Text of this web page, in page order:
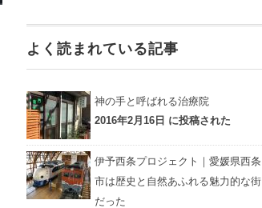
よく読まれている記事
神の手と呼ばれる治療院
2016年2月16日 に投稿された
伊予西条プロジェクト｜愛媛県西条
市は歴史と自然あふれる魅力的な街
だった